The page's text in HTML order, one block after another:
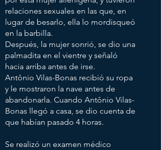
relaciones sexuales en las que, en
lugar de besarlo, ella lo mordisqueó
en la barbilla.
Después, la mujer sonrió, se dio una
palmadita en el vientre y señaló
hacia arriba antes de irse.
Antônio Vilas-Bonas recibió su ropa
y le mostraron la nave antes de
abandonarla. Cuando Antônio Vilas-
Bonas llegó a casa, se dio cuenta de
que habían pasado 4 horas.
Se realizó un examen médico